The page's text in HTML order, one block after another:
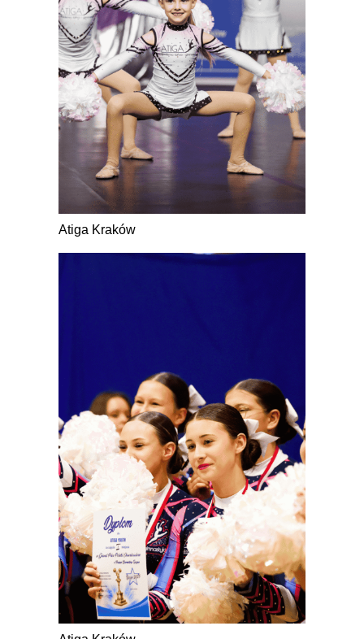
Atiga Kraków